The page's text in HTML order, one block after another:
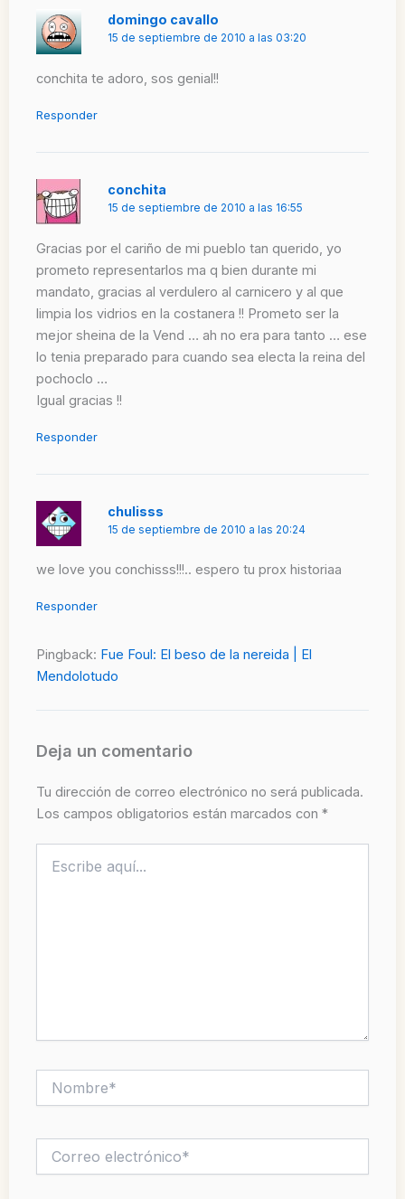
domingo cavallo
15 de septiembre de 2010 a las 03:20
conchita te adoro, sos genial!!
Responder
conchita
15 de septiembre de 2010 a las 16:55
Gracias por el cariño de mi pueblo tan querido, yo
prometo representarlos ma q bien durante mi
mandato, gracias al verdulero al carnicero y al que
limpia los vidrios en la costanera !! Prometo ser la
mejor sheina de la Vend … ah no era para tanto … ese
lo tenia preparado para cuando sea electa la reina del
pochoclo …
Igual gracias !!
Responder
chulisss
15 de septiembre de 2010 a las 20:24
we love you conchisss!!!.. espero tu prox historiaa
Responder
Pingback: Fue Foul: El beso de la nereida | El
Mendolotudo
Deja un comentario
Tu dirección de correo electrónico no será publicada.
Los campos obligatorios están marcados con *
aquí...
electrónico*